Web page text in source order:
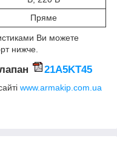
Пряме
Ви можете
нижче.
21A5KT45
www.armakip.com.ua